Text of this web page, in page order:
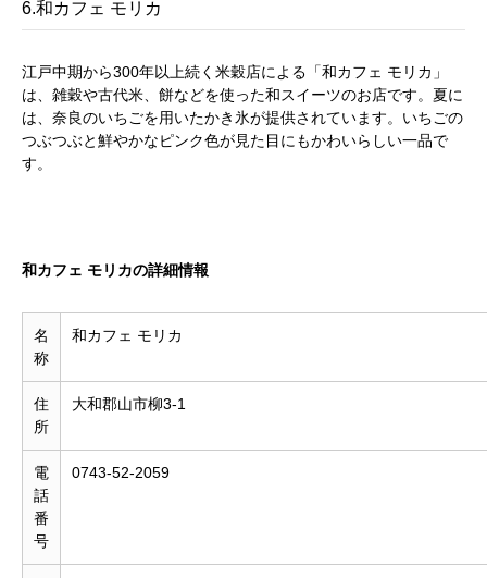
6.和カフェ モリカ
江戸中期から300年以上続く米穀店による「和カフェ モリカ」
は、雑穀や古代米、餅などを使った和スイーツのお店です。夏に
は、奈良のいちごを用いたかき氷が提供されています。いちごの
つぶつぶと鮮やかなピンク色が見た目にもかわいらしい一品で
す。
和カフェ モリカの詳細情報
名
称
和カフェ モリカ
住
所
大和郡山市柳3-1
電
話
番
号
0743-52-2059